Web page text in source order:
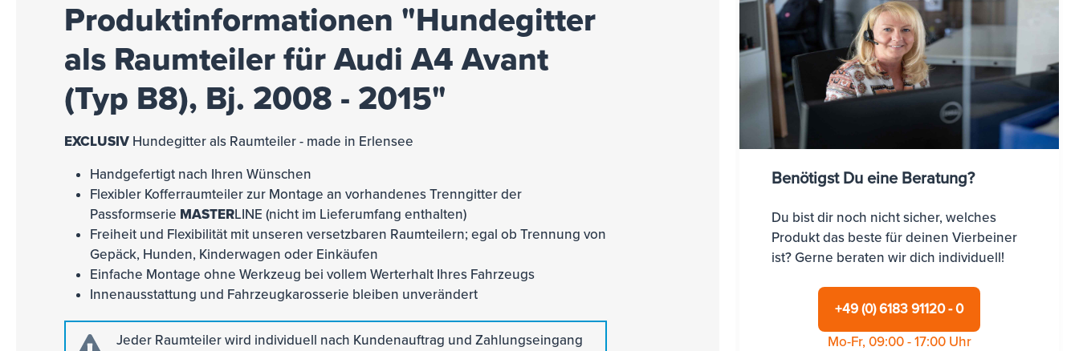
Produktinformationen "Hundegitter
als Raumteiler für Audi A4 Avant
(Typ B8), Bj. 2008 - 2015"
EXCLUSIV Hundegitter als Raumteiler - made in Erlensee
Handgefertigt nach Ihren Wünschen
Flexibler Kofferraumteiler zur Montage an vorhandenes Trenngitter der
Passformserie MASTERLINE (nicht im Lieferumfang enthalten)
Freiheit und Flexibilität mit unseren versetzbaren Raumteilern; egal ob Trennung von
Gepäck, Hunden, Kinderwagen oder Einkäufen
Einfache Montage ohne Werkzeug bei vollem Werterhalt Ihres Fahrzeugs
Innenausstattung und Fahrzeugkarosserie bleiben unverändert
Jeder Raumteiler wird individuell nach Kundenauftrag und Zahlungseingang
Benötigst Du eine Beratung?
Du bist dir noch nicht sicher, welches
Produkt das beste für deinen Vierbeiner
ist? Gerne beraten wir dich individuell!
+49 (0) 6183 91120 - 0
Mo-Fr, 09:00 - 17:00 Uhr